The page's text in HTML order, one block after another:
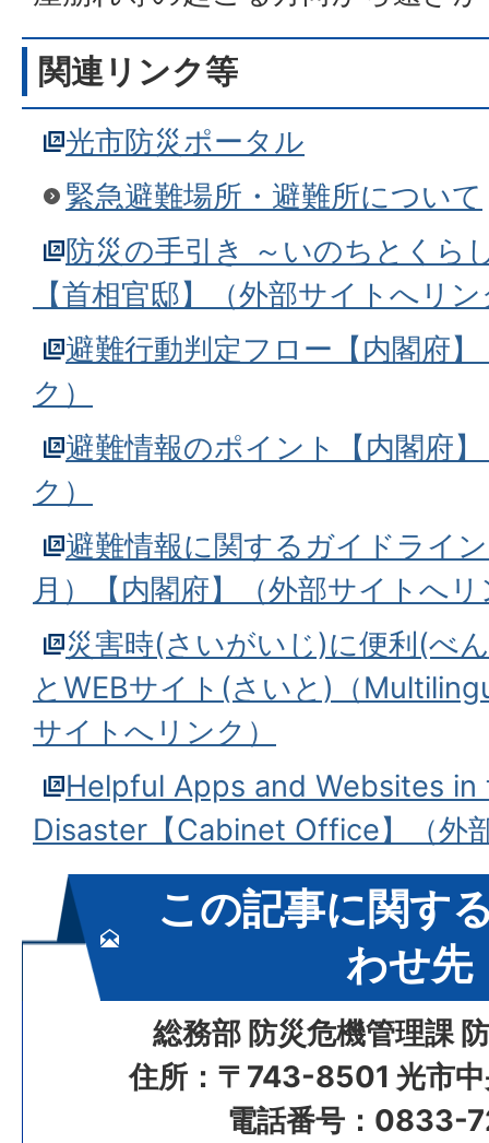
関連リンク等
光市防災ポータル
緊急避難場所・避難所について
防災の手引き ～いのちとくら
【首相官邸】（外部サイトへリ
避難行動判定フロー【内閣府
ク）
避難情報のポイント【内閣府
ク）
避難情報に関するガイドライ
月）【内閣府】（外部サイトへ
災害時(さいがいじ)に便利(べ
とWEBサイト(さいと)（
サイトへリンク）
Helpful Apps and Websites
Disaster【Cabinet Office】（外
この記事に関す
わせ先
総務部 防災危機管理課
住所：〒743-8501 光市中
電話番号：0833-